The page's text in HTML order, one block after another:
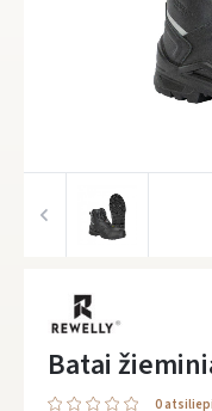
Batai
0